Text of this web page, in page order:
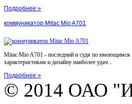
Подробнее »
коммуникатор Mitac Mio A701
Mitac Mio A701 - последний и судя по имеющимся
характеристикам и дизайну наиболее удач...
Подробнее »
© 2014 ОАО